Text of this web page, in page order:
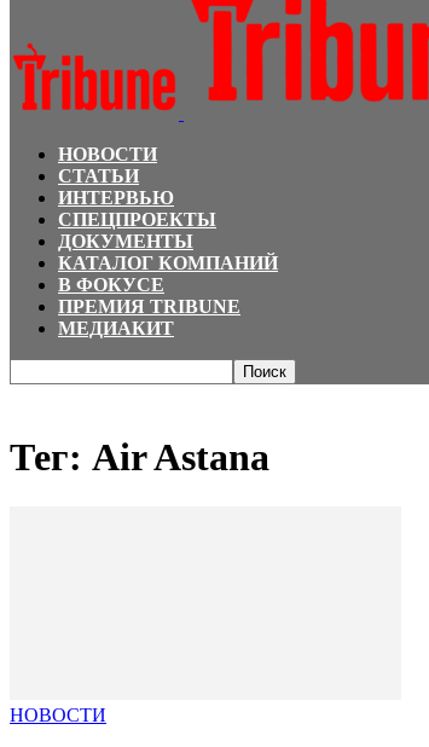
НОВОСТИ
СТАТЬИ
ИНТЕРВЬЮ
СПЕЦПРОЕКТЫ
ДОКУМЕНТЫ
КАТАЛОГ КОМПАНИЙ
В ФОКУСЕ
ПРЕМИЯ TRIBUNE
МЕДИАКИТ
Тег: Air Astana
НОВОСТИ